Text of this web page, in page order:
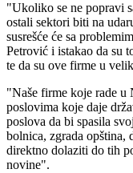
"Ukoliko se ne popravi
ostali sektori biti na
susrešće će sa
Petrović i istakao da su
te da su ove firme u
"Naše firme koje rade u
poslovima koje daje
poslova da bi spasila
bolnica, zgrada opština,
direktno dolaziti do tih
novine".